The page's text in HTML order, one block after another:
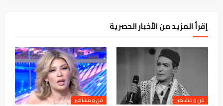
إقرأ المزيد من الأخبار الحصرية
فن و مشاهير فن و مشاهير